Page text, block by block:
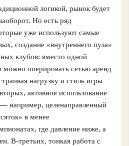
логикой, рынок будет
Но есть ряд
уже используют самые
создание «внутреннего пула»
клубов: вместо одной
можно оперировать сетью аренд
нагрузку и стиль игры
активное использование
например, целенаправленный
в менее
где давление ниже, а
В‑третьих, тонкая работа с